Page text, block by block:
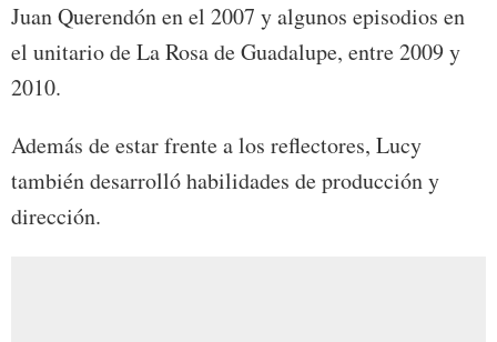
Juan Querendón en el 2007 y algunos episodios en
el unitario de La Rosa de Guadalupe, entre 2009 y
2010.
Además de estar frente a los reflectores, Lucy
también desarrolló habilidades de producción y
dirección.